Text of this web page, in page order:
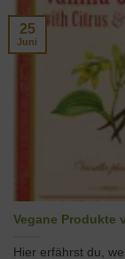
Vegane Produkte
Hier erfährst du,
25
Juni